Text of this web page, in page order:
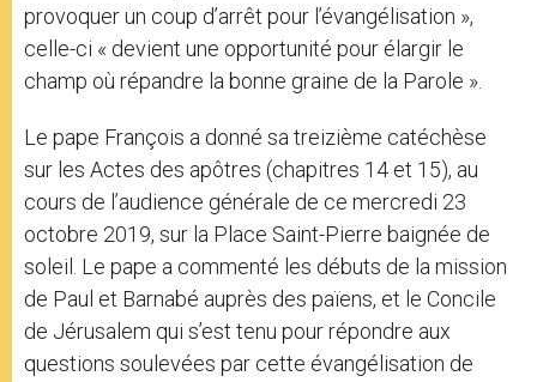
provoquer un coup d’arrêt pour l’évangélisation »,
celle-ci « devient une opportunité pour élargir le
champ où répandre la bonne graine de la Parole ».
Le pape François a donné sa treizième catéchèse
sur les Actes des apôtres (chapitres 14 et 15), au
cours de l’audience générale de ce mercredi 23
octobre 2019, sur la Place Saint-Pierre baignée de
soleil. Le pape a commenté les débuts de la mission
de Paul et Barnabé auprès des païens, et le Concile
de Jérusalem qui s’est tenu pour répondre aux
questions soulevées par cette évangélisation de